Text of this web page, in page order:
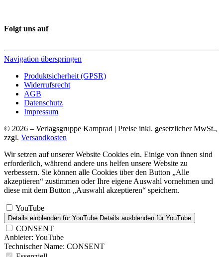
Folgt uns auf
Navigation überspringen
Produktsicherheit (GPSR)
Widerrufsrecht
AGB
Datenschutz
Impressum
© 2026 – Verlagsgruppe Kamprad | Preise inkl. gesetzlicher MwSt.,
zzgl. Versandkosten
Wir setzen auf unserer Website Cookies ein. Einige von ihnen sind
erforderlich, während andere uns helfen unsere Website zu
verbessern. Sie können alle Cookies über den Button „Alle
akzeptieren“ zustimmen oder Ihre eigene Auswahl vornehmen und
diese mit dem Button „Auswahl akzeptieren“ speichern.
YouTube
Details einblenden für YouTube Details ausblenden für YouTube
CONSENT
Anbieter: YouTube
Technischer Name: CONSENT